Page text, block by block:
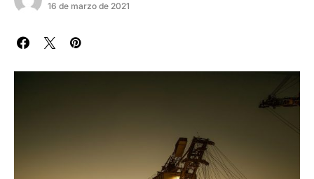
16 de marzo de 2021